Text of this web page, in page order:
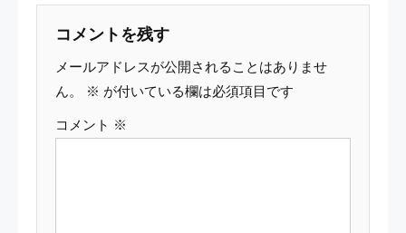
ビ
ゲ
ー
シ
コメントを残す
メールアドレスが公開されることはありませ
ん。
※ が付いている欄は必須項目です
コメント ※